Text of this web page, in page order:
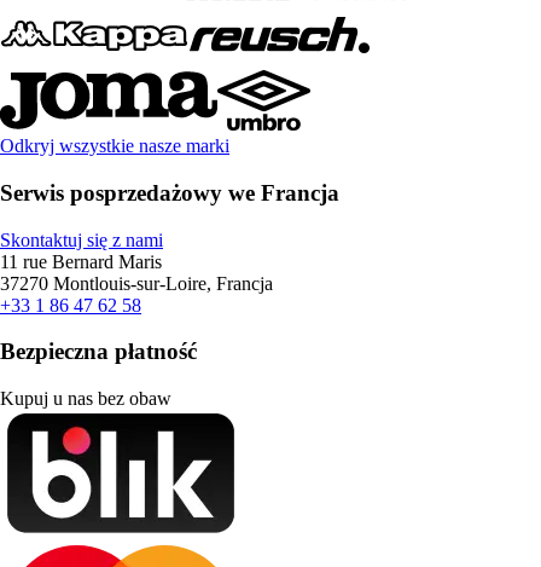
Odkryj wszystkie nasze marki
Serwis posprzedażowy we Francja
Skontaktuj się z nami
11 rue Bernard Maris
37270 Montlouis-sur-Loire, Francja
+33 1 86 47 62 58
Bezpieczna płatność
Kupuj u nas bez obaw